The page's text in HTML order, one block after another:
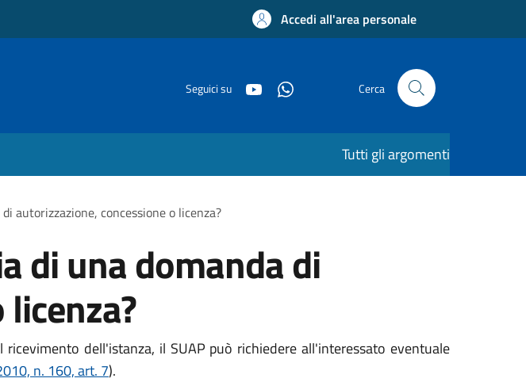
Accedi all'area personale
Seguici su Cerca
Tutti gli argomenti
autorizzazione, concessione o licenza?
di una domanda di
dell'istanza, il SUAP può richiedere all'interessato eventuale
n. 160, art. 7).